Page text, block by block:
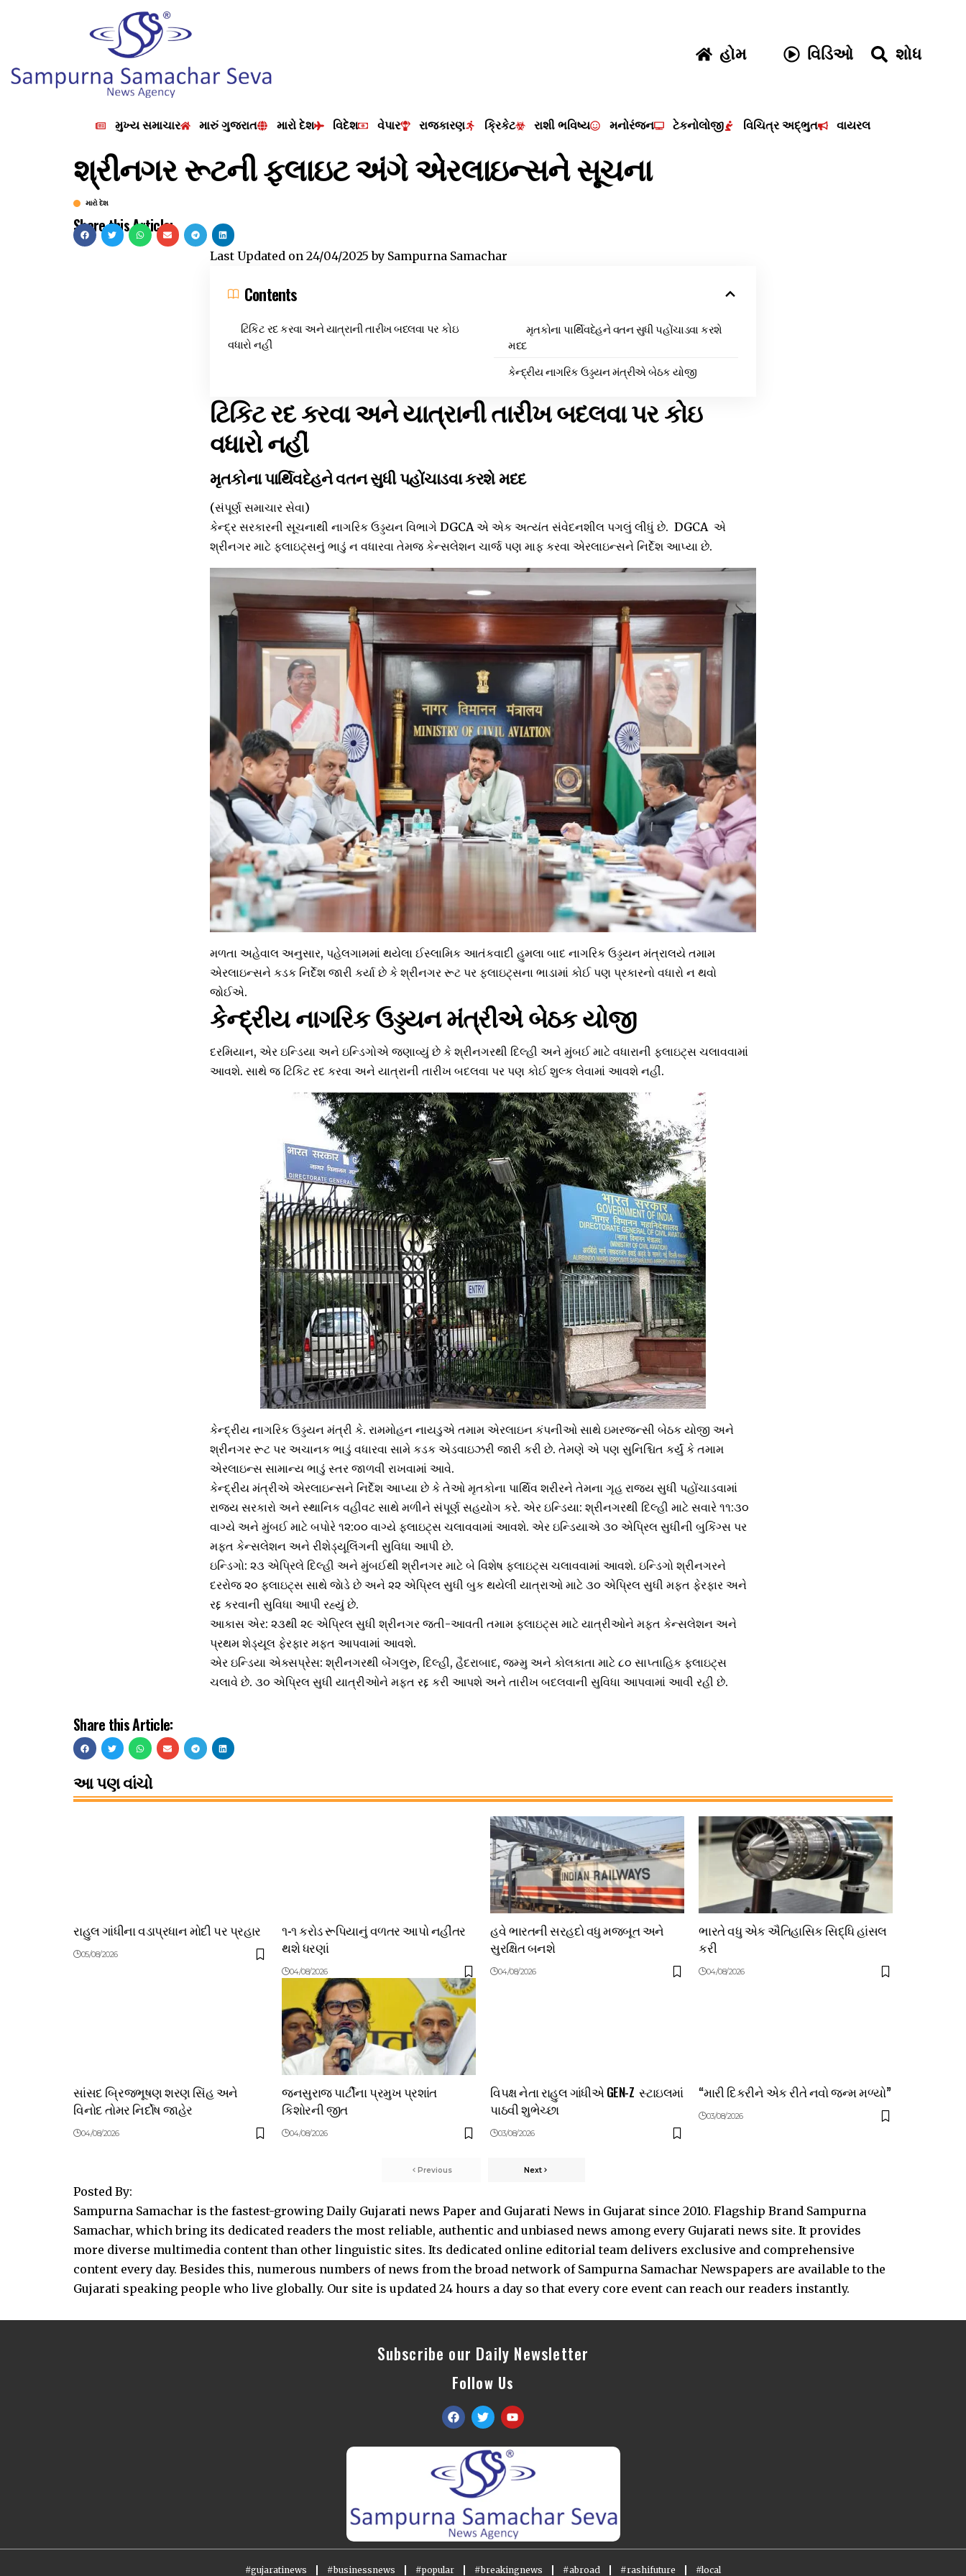
હોમ વિડિઓ શોધ
મુખ્ય સમાચાર મારું ગુજરાત મારો દેશ વિદેશ વેપાર રાજકારણ ક્રિકેટ રાશી ભવિષ્ય મનોરંજન ટેકનોલોજી વિચિત્ર અદ્ભુત વાયરલ
શ્રીનગર રૂટની ફ્લાઇટ અંગે એરલાઇન્સને સૂચના
મારો દેશ
Share this Article:
Last Updated on 24/04/2025 by Sampurna Samachar
Contents
ટિકિટ રદ કરવા અને યાત્રાની તારીખ બદલવા પર કોઇ
વધારો નહીં
મૃતકોના પાર્થિવદેહને વતન સુધી પહોંચાડવા કરશે
મદદ
કેન્દ્રીય નાગરિક ઉડ્ડયન મંત્રીએ બેઠક યોજી
ટિકિટ રદ કરવા અને યાત્રાની તારીખ બદલવા પર કોઇ
વધારો નહીં
મૃતકોના પાર્થિવદેહને વતન સુધી પહોંચાડવા કરશે મદદ
(સંપૂર્ણ સમાચાર સેવા)
કેન્દ્ર સરકારની સૂચનાથી નાગરિક ઉડ્ડયન વિભાગે DGCA એ એક અત્યંત સંવેદનશીલ પગલું લીધું છે. DGCA એ
શ્રીનગર માટે ફ્લાઇટ્સનું ભાડું ન વધારવા તેમજ કેન્સલેશન ચાર્જ પણ માફ કરવા એરલાઇન્સને નિર્દેશ આપ્યા છે.
મળતા અહેવાલ અનુસાર, પહેલગામમાં થયેલા ઈસ્લામિક આતંકવાદી હુમલા બાદ નાગરિક ઉડ્ડયન મંત્રાલયે તમામ
એરલાઇન્સને કડક નિર્દેશ જારી કર્યા છે કે શ્રીનગર રૂટ પર ફ્લાઇટ્સના ભાડામાં કોઈ પણ પ્રકારનો વધારો ન થવો
જોઈએ.
કેન્દ્રીય નાગરિક ઉડ્ડયન મંત્રીએ બેઠક યોજી
દરમિયાન, એર ઇન્ડિયા અને ઇન્ડિગોએ જણાવ્યું છે કે શ્રીનગરથી દિલ્હી અને મુંબઈ માટે વધારાની ફ્લાઇટ્સ ચલાવવામાં
આવશે. સાથે જ ટિકિટ રદ કરવા અને યાત્રાની તારીખ બદલવા પર પણ કોઈ શુલ્ક લેવામાં આવશે નહીં.
કેન્દ્રીય નાગરિક ઉડ્ડયન મંત્રી કે. રામમોહન નાયડુએ તમામ એરલાઇન કંપનીઓ સાથે ઇમરજન્સી બેઠક યોજી અને
શ્રીનગર રૂટ પર અચાનક ભાડું વધારવા સામે કડક એડવાઇઝરી જારી કરી છે. તેમણે એ પણ સુનિશ્ચિત કર્યું કે તમામ
એરલાઇન્સ સામાન્ય ભાડું સ્તર જાળવી રાખવામાં આવે.
કેન્દ્રીય મંત્રીએ એરલાઇન્સને નિર્દેશ આપ્યા છે કે તેઓ મૃતકોના પાર્થિવ શરીરને તેમના ગૃહ રાજ્ય સુધી પહોંચાડવામાં
રાજ્ય સરકારો અને સ્થાનિક વહીવટ સાથે મળીને સંપૂર્ણ સહયોગ કરે. એર ઇન્ડિયા: શ્રીનગરથી દિલ્હી માટે સવારે ૧૧:૩૦
વાગ્યે અને મુંબઈ માટે બપોરે ૧૨:૦૦ વાગ્યે ફ્લાઇટ્સ ચલાવવામાં આવશે. એર ઇન્ડિયાએ ૩૦ એપ્રિલ સુધીની બુકિંગ્સ પર
મફત કેન્સલેશન અને રીશેડ્યૂલિંગની સુવિધા આપી છે.
ઇન્ડિગો: ૨૩ એપ્રિલે દિલ્હી અને મુંબઈથી શ્રીનગર માટે બે વિશેષ ફ્લાઇટ્સ ચલાવવામાં આવશે. ઇન્ડિગો શ્રીનગરને
દરરોજ ૨૦ ફ્લાઇટ્સ સાથે જાેડે છે અને ૨૨ એપ્રિલ સુધી બુક થયેલી યાત્રાઓ માટે ૩૦ એપ્રિલ સુધી મફત ફેરફાર અને
રદ્દ કરવાની સુવિધા આપી રહ્યું છે.
આકાસ એર: ૨૩થી ૨૯ એપ્રિલ સુધી શ્રીનગર જતી-આવતી તમામ ફ્લાઇટ્સ માટે યાત્રીઓને મફત કેન્સલેશન અને
પ્રથમ શેડ્યૂલ ફેરફાર મફત આપવામાં આવશે.
એર ઇન્ડિયા એક્સપ્રેસ: શ્રીનગરથી બેંગલુરુ, દિલ્હી, હૈદરાબાદ, જમ્મુ અને કોલકાતા માટે ૮૦ સાપ્તાહિક ફ્લાઇટ્સ
ચલાવે છે. ૩૦ એપ્રિલ સુધી યાત્રીઓને મફત રદ્દ કરી આપશે અને તારીખ બદલવાની સુવિધા આપવામાં આવી રહી છે.
Share this Article:
આ પણ વાંચો
રાહુલ ગાંધીના વડાપ્રધાન મોદી પર પ્રહાર
05/08/2026
૧-૧ કરોડ રૂપિયાનું વળતર આપો નહીંતર
થશે ધરણાં
04/08/2026
હવે ભારતની સરહદો વધુ મજબૂત અને
સુરક્ષિત બનશે
04/08/2026
ભારતે વધુ એક ઐતિહાસિક સિદ્ધિ હાંસલ
કરી
04/08/2026
સાંસદ બ્રિજભૂષણ શરણ સિંહ અને
વિનોદ તોમર નિર્દોષ જાહેર
04/08/2026
જનસુરાજ પાર્ટીના પ્રમુખ પ્રશાંત
કિશોરની જીત
04/08/2026
વિપક્ષ નેતા રાહુલ ગાંધીએ GEN-Z સ્ટાઇલમાં
પાઠવી શુભેચ્છા
03/08/2026
“મારી દિકરીને એક રીતે નવો જન્મ મળ્યો”
03/08/2026
Previous Next
Posted By:
Sampurna Samachar is the fastest-growing Daily Gujarati news Paper and Gujarati News in Gujarat since 2010. Flagship Brand Sampurna
Samachar, which bring its dedicated readers the most reliable, authentic and unbiased news among every Gujarati news site. It provides
more diverse multimedia content than other linguistic sites. Its dedicated online editorial team delivers exclusive and comprehensive
content every day. Besides this, numerous numbers of news from the broad network of Sampurna Samachar Newspapers are available to the
Gujarati speaking people who live globally. Our site is updated 24 hours a day so that every core event can reach our readers instantly.
Subscribe our Daily Newsletter
Follow Us
#gujaratinews #businessnews #popular #breakingnews #abroad #rashifuture #local